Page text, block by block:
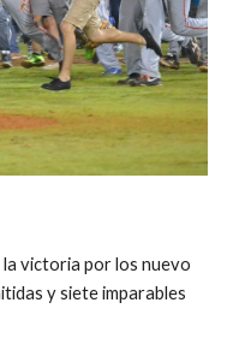
victoria por los nuevo
y siete imparables